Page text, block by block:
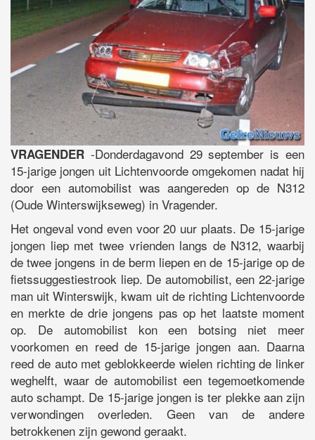
VRAGENDER -Donderdagavond 29 september is een
15-jarige jongen uit Lichtenvoorde omgekomen nadat hij
door een automobilist was aangereden op de N312
(Oude Winterswijkseweg) in Vragender.
Het ongeval vond even voor 20 uur plaats. De 15-jarige
jongen liep met twee vrienden langs de N312, waarbij
de twee jongens in de berm liepen en de 15-jarige op de
fietssuggestiestrook liep. De automobilist, een 22-jarige
man uit Winterswijk, kwam uit de richting Lichtenvoorde
en merkte de drie jongens pas op het laatste moment
op. De automobilist kon een botsing niet meer
voorkomen en reed de 15-jarige jongen aan. Daarna
reed de auto met geblokkeerde wielen richting de linker
weghelft, waar de automobilist een tegemoetkomende
auto schampt. De 15-jarige jongen is ter plekke aan zijn
verwondingen overleden. Geen van de andere
betrokkenen zijn gewond geraakt.